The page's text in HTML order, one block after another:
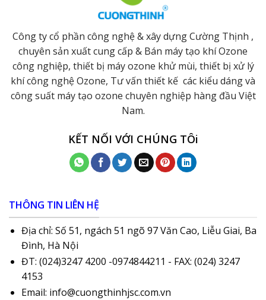
Công ty cổ phần công nghệ & xây dựng Cường Thịnh ,
chuyên sản xuất cung cấp & Bán máy tạo khí Ozone
công nghiệp, thiết bị máy ozone khử mùi, thiết bị xử lý
khí công nghệ Ozone, Tư vấn thiết kế các kiểu dáng và
công suất máy tạo ozone chuyên nghiệp hàng đầu Việt
Nam.
KẾT NỐI VỚI CHÚNG TÔi
THÔNG TIN LIÊN HỆ
Địa chỉ: Số 51, ngách 51 ngõ 97 Văn Cao, Liễu Giai, Ba
Đình, Hà Nội
ĐT: (024)3247 4200 -0974844211 - FAX: (024) 3247
4153
Email: info@cuongthinhjsc.com.vn